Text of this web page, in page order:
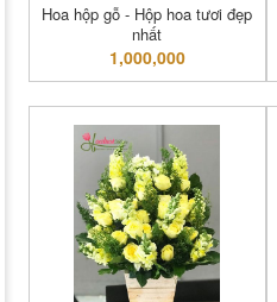
Hoa hộp gỗ - Hộp hoa tươi đẹp
nhất
1,000,000